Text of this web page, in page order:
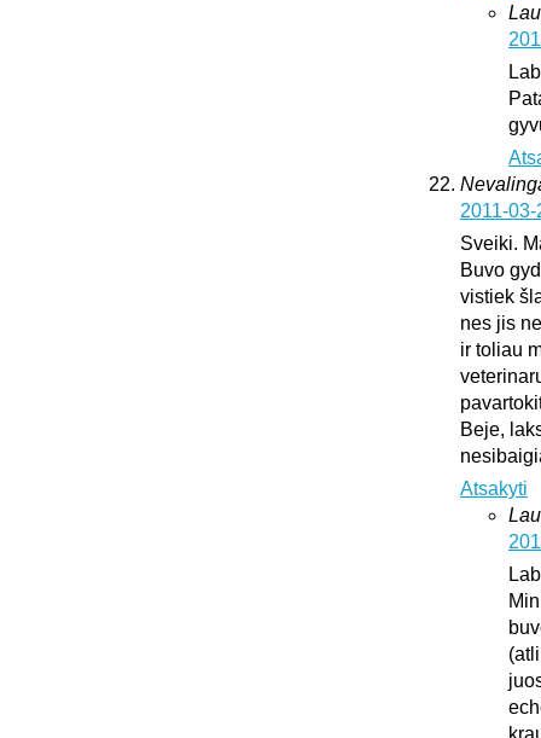
2011-
Sveiki.
Buvo
vistiek
nes jis
ir toliau
Beje,
Atsakyti